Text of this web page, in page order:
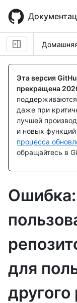
main
content
Эта версия
прекращена
даже при
лучшей
и новых
процесса
обращайтесь в
для